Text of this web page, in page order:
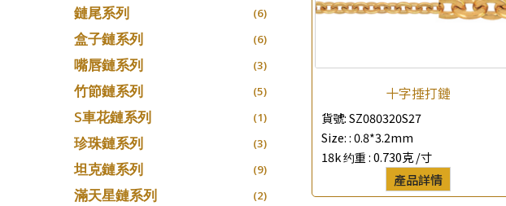
*你的名字
*e-mail
*
查詢以下產品
十字捶打鏈
貨號:SZ080320S27
Size: :0.8*3.2mm
18k 约重 :0.730克 /寸
產品詳情
鏈尾系列 (6)
盒子鏈系列 (6)
嘴唇鏈系列 (3)
竹節鏈系列 (5)
S車花鏈系列 (1)
珍珠鏈系列 (3)
坦克鏈系列 (9)
滿天星鏈系列 (2)